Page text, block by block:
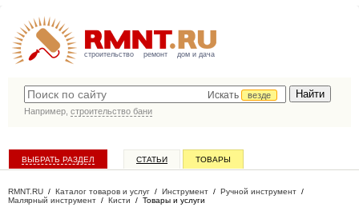
строительство ремонт дом и дача
Искать
везде
Например, строительство бани
ВЫБРАТЬ РАЗДЕЛ СТАТЬИ ТОВАРЫ
RMNT.RU / Каталог товаров и услуг / Инструмент / Ручной инструмент /
Малярный инструмент / Кисти / Товары и услуги